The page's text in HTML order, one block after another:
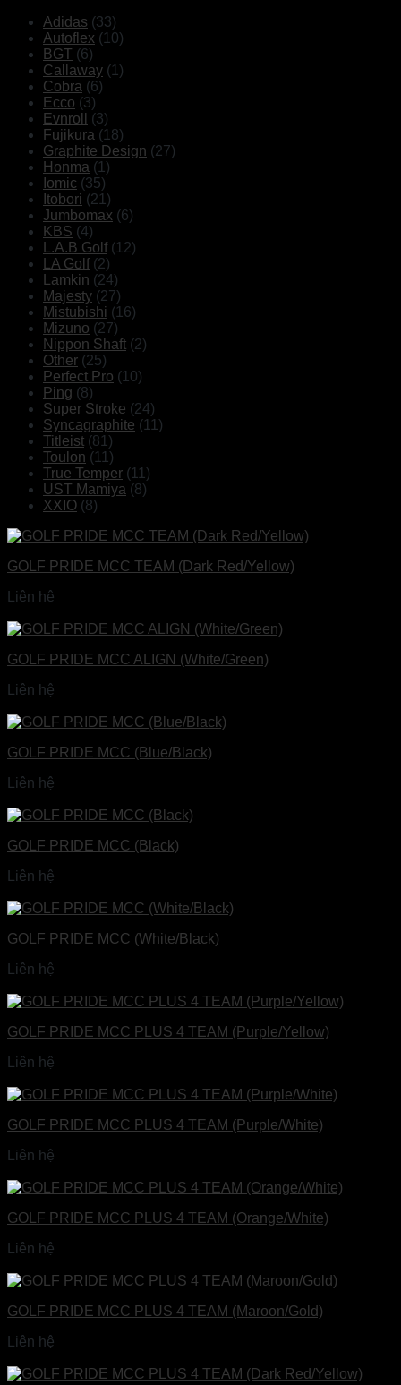
Adidas (33)
Autoflex (10)
BGT (6)
Callaway (1)
Cobra (6)
Ecco (3)
Evnroll
(3)
Fujikura (18)
Graphite Design (27)
Honma (1)
Iomic (35)
Itobori (21)
Jumbomax (6)
KBS (4)
L.A.B Golf (12)
LA Golf (2)
Lamkin (24)
Majesty (27)
Mistubishi (16)
Mizuno (27)
Nippon Shaft (2)
Other (25)
Perfect Pro (10)
Ping (8)
Super Stroke (24)
Syncagraphite (11)
Titleist (81)
Toulon (11)
True Temper (11)
UST Mamiya (8)
XXIO (8)
GOLF PRIDE MCC TEAM (Dark Red/Yellow)
Liên hệ
GOLF PRIDE MCC ALIGN (White/Green)
Liên hệ
GOLF PRIDE MCC (Blue/Black)
Liên hệ
GOLF PRIDE MCC (Black)
Liên hệ
GOLF PRIDE MCC (White/Black)
Liên hệ
GOLF PRIDE MCC PLUS 4 TEAM (Purple/Yellow)
Liên hệ
GOLF PRIDE MCC PLUS 4 TEAM (Purple/White)
Liên hệ
GOLF PRIDE MCC PLUS 4 TEAM (Orange/White)
Liên hệ
GOLF PRIDE MCC PLUS 4 TEAM (Maroon/Gold)
Liên hệ